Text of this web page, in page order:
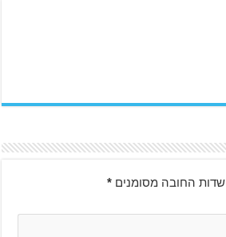
שדות החובה מסומנים*